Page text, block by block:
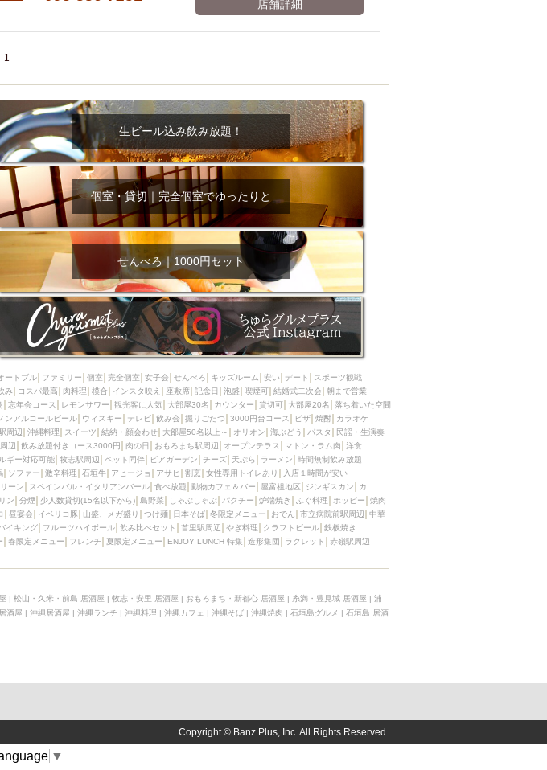
造形集団
儀保駅周辺
店舗詳細
1
生ビール込み飲み放題！
個室・貸切｜完全個室でゆったりと
せんべろ｜1000円セット
ードブル ファミリー 個室 完全個室 女子会 せんべろ キッズルーム 安い デート
スポーツ観戦
み コスパ最高 肉料理 模合 インスタ映え 座敷席 記念日 泡盛 喫煙可 結婚式二次会 朝まで営業
忘年会コース レモンサワー 観光客に人気 大部屋30名 カウンター 貸切可 大部屋20名
落ち着いた空間
ノンアルコールビール ウィスキー テレビ 飲み会 掘りごたつ 3000円台コース ピザ 焼酎
カラオケ
周辺 沖縄料理 スイーツ 結納・顔会わせ 大部屋50名以上～ オリオン 海ぶどう パスタ
民謡・生演奏
辺 飲み放題付きコース3000円 肉の日 おもろまち駅周辺 オープンテラス マトン・ラム肉
洋食
ギー対応可能 牧志駅周辺 ペット同伴 ビアガーデン チーズ 天ぷら ラーメン
時間無制飲み放題
ソファー 激辛料理 石垣牛 アヒージョ アサヒ 割烹 女性専用トイレあり
入店１時間が安い
ーン スペインバル・イタリアンバール 食べ放題 動物カフェ＆バー 屋富祖地区 ジンギスカン
カニ
ン 分煙 少人数貸切(15名以下から) 島野菜 しゃぶしゃぶ パクチー 炉端焼き ふぐ料理 ホッピー
焼肉
昼宴会 イベリコ豚 山盛、メガ盛り つけ麺 日本そば 冬限定メニュー おでん 市立病院前駅周辺
中華
イキング フルーツハイボール 飲み比べセット 首里駅周辺 やぎ料理 クラフトビール 鉄板焼き
春限定メニュー フレンチ 夏限定メニュー ENJOY LUNCH 特集 造形集団 ラクレット
赤嶺駅周辺
| 松山・久米・前島 居酒屋 | 牧志・安里 居酒屋 | おもろまち・新都心 居酒屋 | 糸満・豊見城 居酒屋 | 浦
酒屋 | 沖縄居酒屋 | 沖縄ランチ | 沖縄料理 | 沖縄カフェ | 沖縄そば | 沖縄焼肉 | 石垣島グルメ | 石垣島 居酒
Copyright © Banz Plus, Inc. All Rights Reserved.
▼